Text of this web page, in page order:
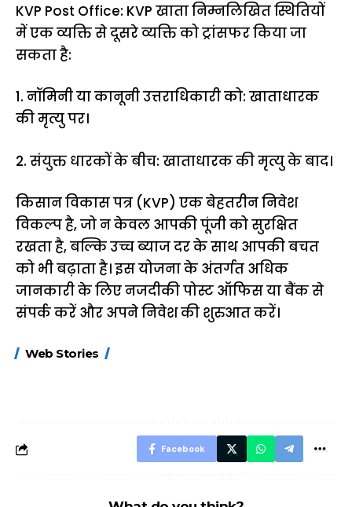
KVP Post Office: KVP खाता निम्नलिखित स्थितियों
में एक व्यक्ति से दूसरे व्यक्ति को ट्रांसफर किया जा
सकता है:
1. नॉमिनी या कानूनी उत्तराधिकारी को: खाताधारक
की मृत्यु पर।
2. संयुक्त धारकों के बीच: खाताधारक की मृत्यु के बाद।
किसान विकास पत्र (KVP) एक बेहतरीन निवेश
विकल्प है, जो न केवल आपकी पूंजी को सुरक्षित
रखता है, बल्कि उच्च ब्याज दर के साथ आपकी बचत
को भी बढ़ाता है। इस योजना के अंतर्गत अधिक
जानकारी के लिए नजदीकी पोस्ट ऑफिस या बैंक से
संपर्क करें और अपने निवेश की शुरुआत करें।
Web Stories
FASTag के ये नए
Facebook